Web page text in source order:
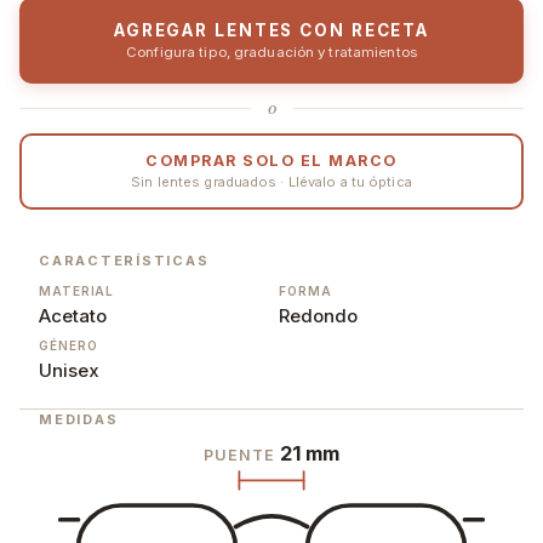
AGREGAR LENTES CON RECETA
Configura tipo, graduación y tratamientos
o
COMPRAR SOLO EL MARCO
Sin lentes graduados · Llévalo a tu óptica
CARACTERÍSTICAS
MATERIAL
Acetato
FORMA
Redondo
GÉNERO
Unisex
MEDIDAS
PUENTE 21 mm